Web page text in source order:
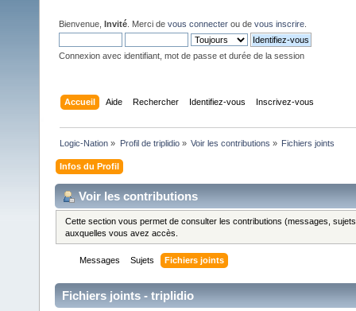
Bienvenue, Invité . Merci de vous connecter ou de vous inscrire
Connexion avec identifiant, mot de passe et durée de la session
Accueil Aide Rechercher Identifiez-vous Inscrivez-vous
Logic-Nation » Profil de triplidio» Voir les contributions » Fichiers joints
Infos du Profil
Voir les contributions
Cette section vous permet de consulter les contributions (messages,
auxquelles vous avez accès.
Messages Sujets Fichiers joints
Fichiers joints - triplidio